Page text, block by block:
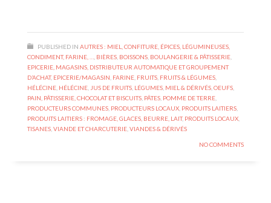
PUBLISHED IN AUTRES : MIEL, CONFITURE, ÉPICES, LÉGUMINEUSES,
CONDIMENT, FARINE, …, BIÈRES, BOISSONS, BOULANGERIE & PÂTISSERIE,
EPICERIE, MAGASINS, DISTRIBUTEUR AUTOMATIQUE ET GROUPEMENT
D’ACHAT, EPICERIE/MAGASIN, FARINE, FRUITS, FRUITS & LÉGUMES,
HÉLÉCINE, HÉLÉCINE, JUS DE FRUITS, LÉGUMES, MIEL & DÉRIVÉS,OEUFS,
PAIN, PÂTISSERIE, CHOCOLAT ET BISCUITS, PÂTES, POMME DE TERRE,
PRODUCTEURS COMMUNES, PRODUCTEURS LOCAUX, PRODUITS LAITIERS,
PRODUITS LAITIERS : FROMAGE, GLACES, BEURRE, LAIT, PRODUITS LOCAUX,
TISANES,VIANDE ET CHARCUTERIE,VIANDES & DÉRIVÉS
NO COMMENTS